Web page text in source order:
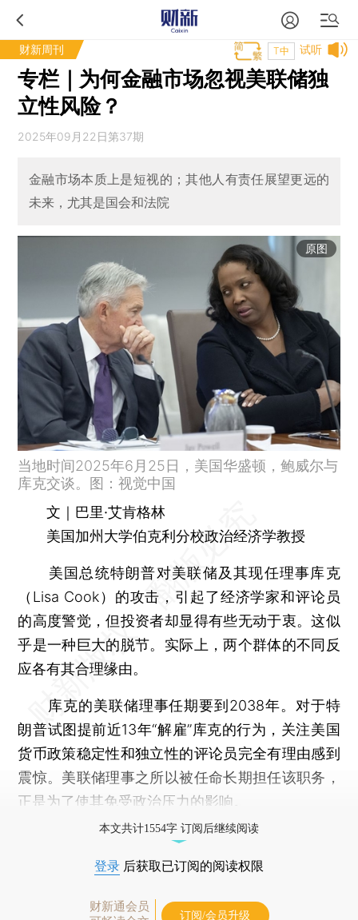
财新周刊 试听
T中
专栏｜为何金融市场忽视美联储独
立性风险？
2025年09月22日第37期
金融市场本质上是短视的；其他人有责任展望更远的
未来，尤其是国会和法院
原图
当地时间2025年6月25日，美国华盛顿，鲍威尔与
库克交谈。图：视觉中国
文｜巴里·艾肯格林
美国加州大学伯克利分校政治经济学教授
美国总统特朗普对美联储及其现任理事库克
（Lisa Cook）的攻击，引起了经济学家和评论员
的高度警觉，但投资者却显得有些无动于衷。这似
乎是一种巨大的脱节。实际上，两个群体的不同反
应各有其合理缘由。
库克的美联储理事任期要到2038年。对于特
朗普试图提前近13年“解雇”库克的行为，关注美国
货币政策稳定性和独立性的评论员完全有理由感到
震惊。美联储理事之所以被任命长期担任该职务，
正是为了使其免受政治压力的影响。
本文共计1554字 订阅后继续阅读
登录 后获取已订阅的阅读权限
财新通会员
订阅/会员升级